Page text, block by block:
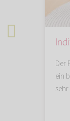
Der
ein